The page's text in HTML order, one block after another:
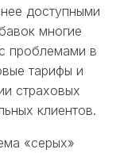
доступными
многие
проблемами в
тарифы и
страховых
клиентов.
«серых»